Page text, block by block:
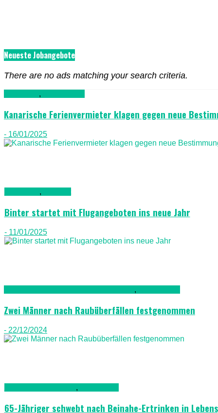
Neueste Jobangebote
There are no ads matching your search criteria.
,
Kanarische Ferienvermieter klagen gegen neue
- 16/01/2025
,
Binter startet mit Flugangeboten ins neue Jahr
- 11/01/2025
,
Zwei Männer nach Raubüberfällen festgenommen
- 22/12/2024
,
65-Jähriger schwebt nach Beinahe-Ertrinken in